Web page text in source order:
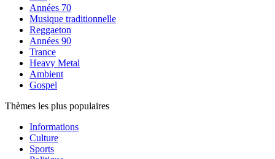
Années 70
Musique traditionnelle
Reggaeton
Années 90
Trance
Heavy Metal
Ambient
Gospel
Thèmes les plus populaires
Informations
Culture
Sports